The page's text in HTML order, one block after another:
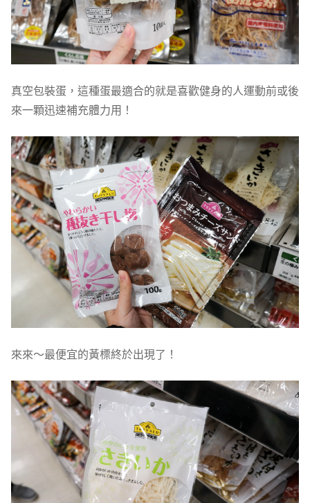
真空包裝蛋，這種蛋最適合的就是喜歡健身的人運動前或後
來一顆迅速補充體力用！
來來～最便宜的黃標終於出現了！